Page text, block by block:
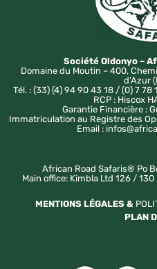
Société Oldonyo –
Domaine du Moutin – 400,
d’Azur
Tél. : (33) (4) 94 90 43 18 / (0) 7
RCP : Hiscox
Garantie Financière :
Immatriculation au Registre des
Email :
African Road Safaris® Po
Main office: Kimbla Ltd 126 /
MENTIONS LÉGALES &
PLAN